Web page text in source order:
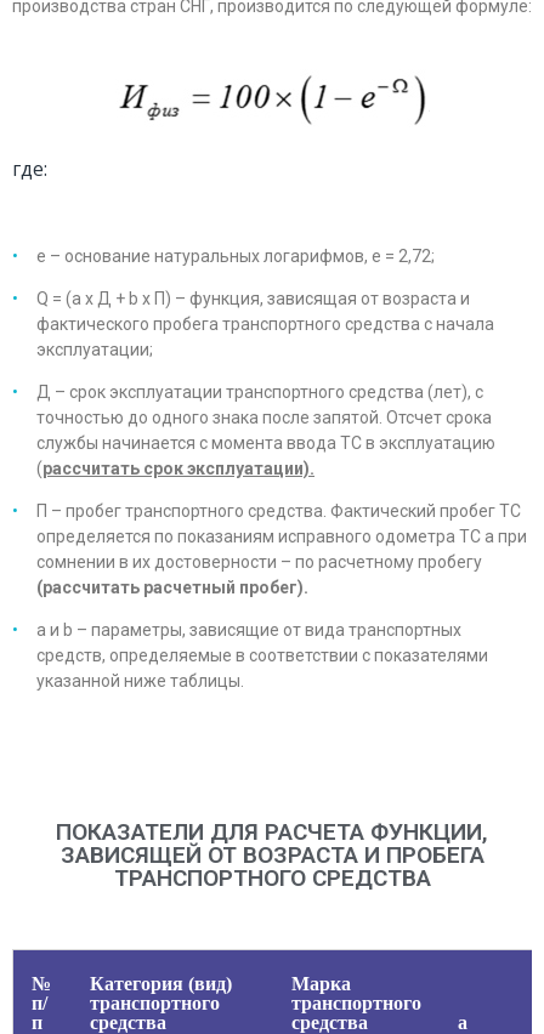
производства стран СНГ, производится по следующей формуле:
где:
е – основание натуральных логарифмов, е = 2,72;
Q = (а х Д + b х П) – функция, зависящая от возраста и
фактического пробега транспортного средства с начала
эксплуатации;
Д – срок эксплуатации транспортного средства (лет), с
точностью до одного знака после запятой. Отсчет срока
службы начинается с момента ввода ТС в эксплуатацию
(рассчитать срок эксплуатации).
П – пробег транспортного средства. Фактический пробег ТС
определяется по показаниям исправного одометра ТС а при
сомнении в их достоверности – по расчетному пробегу
(рассчитать расчетный пробег).
а и b – параметры, зависящие от вида транспортных
средств, определяемые в соответствии с показателями
указанной ниже таблицы.
ПОКАЗАТЕЛИ ДЛЯ РАСЧЕТА ФУНКЦИИ,
ЗАВИСЯЩЕЙ ОТ ВОЗРАСТА И ПРОБЕГА
ТРАНСПОРТНОГО СРЕДСТВА
№
п/
п
Категория (вид)
транспортного
средства
Марка
транспортного
средства
a